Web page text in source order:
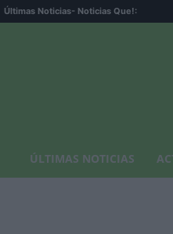
Últimas Noticias- Noticias Que!:
ÚLTIMAS NOTICIAS